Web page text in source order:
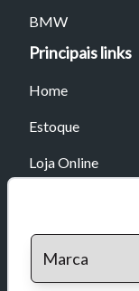
BMW
Principais links
Home
Estoque
Loja Online
Contato